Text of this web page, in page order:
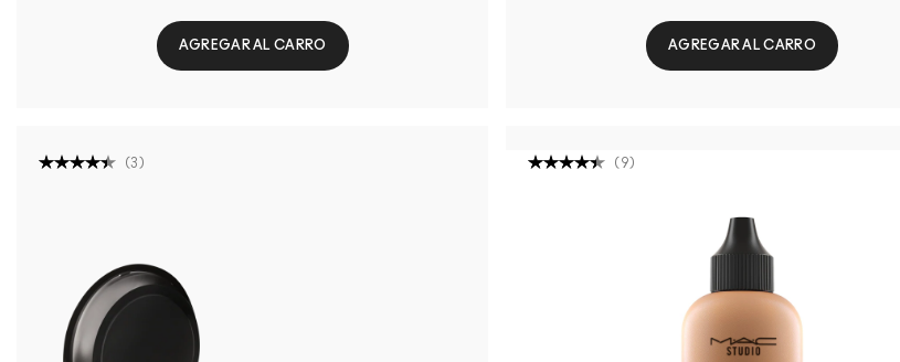
AGREGAR AL CARRO AGREGAR AL CARRO
(3 ) ( 9 )